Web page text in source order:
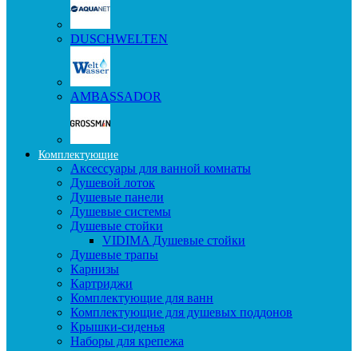
DUSCHWELTEN
AMBASSADOR
Комплектующие
Аксессуары для ванной комнаты
Душевой лоток
Душевые панели
Душевые системы
Душевые стойки
VIDIMA Душевые стойки
Душевые трапы
Карнизы
Картриджи
Комплектующие для ванн
Комплектующие для душевых поддонов
Крышки-сиденья
Наборы для крепежа